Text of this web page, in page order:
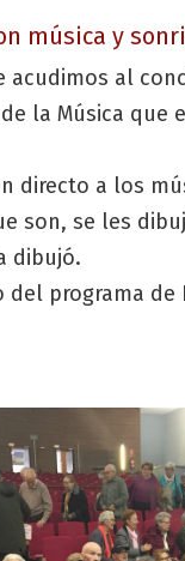
música y
acudimos al
la Música
directo a los
son, se les
dibujó.
programa de